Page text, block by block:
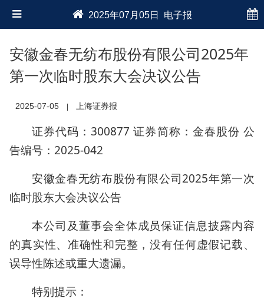
2025年07月05日 电子报
安徽金春无纺布股份有限公司2025年
第一次临时股东大会决议公告
2025-07-05 上海证券报
证券代码：300877 证券简称：金春股份 公
告编号：2025-042
安徽金春无纺布股份有限公司2025年第一次
临时股东大会决议公告
本公司及董事会全体成员保证信息披露内容
的真实性、准确性和完整，没有任何虚假记载、
误导性陈述或重大遗漏。
特别提示：